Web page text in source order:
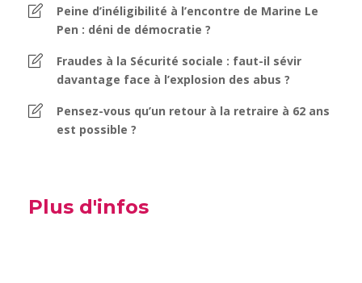
Peine d’inéligibilité à l’encontre de Marine Le
Pen : déni de démocratie ?
Fraudes à la Sécurité sociale : faut-il sévir
davantage face à l’explosion des abus ?
Pensez-vous qu’un retour à la retraire à 62 ans
est possible ?
Plus d'infos